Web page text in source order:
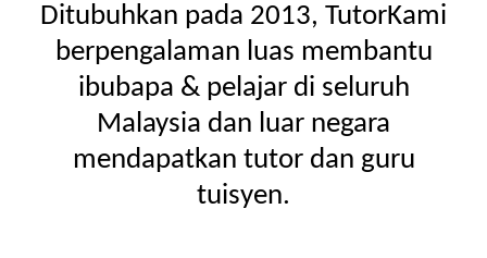
Ditubuhkan pada 2013, TutorKami
berpengalaman luas membantu
ibubapa & pelajar di seluruh
Malaysia dan luar negara
mendapatkan tutor dan guru
tuisyen.